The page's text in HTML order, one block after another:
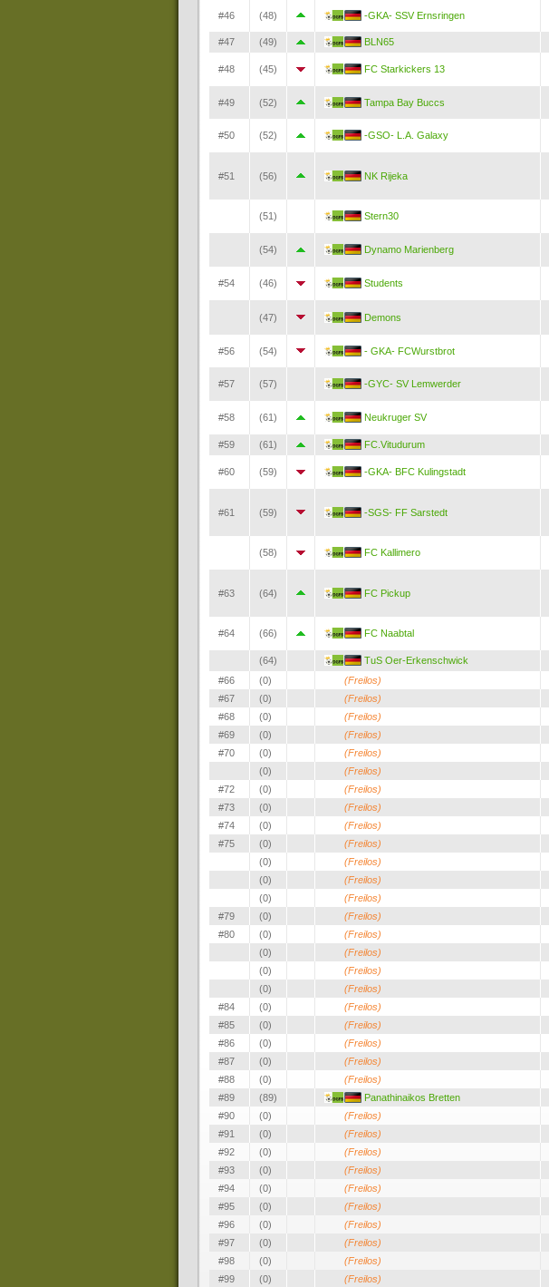
#46 (48) -GKA- SSV Ernsringen
#47 (49) BLN65
#48 (45) FC Starkickers 13
#49 (52) Tampa Bay Buccs
#50 (52) -GSO- L.A. Galaxy
#51 (56) NK Rijeka
(51) Stern30
(54) Dynamo Marienberg
#54 (46) Students
(47) Demons
#56 (54) - GKA- FCWurstbrot
#57 (57) -GYC- SV Lemwerder
#58 (61) Neukruger SV
#59 (61) FC.Vitudurum
#60 (59) -GKA- BFC Kulingstadt
#61 (59) -SGS- FF Sarstedt
(58) FC Kallimero
#63 (64) FC Pickup
#64 (66) FC Naabtal
(64) TuS Oer-Erkenschwick
#66
(0) (Freilos)
#67
(0) (Freilos)
#68
(0) (Freilos)
#69
(0) (Freilos)
#70
(0) (Freilos)
(0)
(Freilos)
#72
(0) (Freilos)
#73
(0) (Freilos)
#74
(0) (Freilos)
#75
(0) (Freilos)
(0)
(Freilos)
(0)
(Freilos)
(0)
(Freilos)
#79
(0) (Freilos)
#80
(0) (Freilos)
(0)
(Freilos)
(0)
(Freilos)
(0)
(Freilos)
#84
(0) (Freilos)
#85
(0) (Freilos)
#86
(0) (Freilos)
#87
(0) (Freilos)
#88
(0) (Freilos)
#89
(89) Panathinaikos Bretten
#90
(0) (Freilos)
#91
(0) (Freilos)
#92
(0) (Freilos)
#93
(0) (Freilos)
#94
(0) (Freilos)
#95
(0) (Freilos)
#96
(0) (Freilos)
#97
(0) (Freilos)
#98
(0) (Freilos)
#99
(0) (Freilos)